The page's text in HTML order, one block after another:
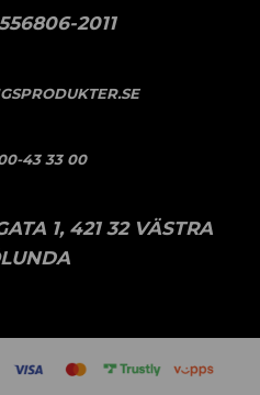
2011
43 33 00
1, 421 32 VÄSTRA